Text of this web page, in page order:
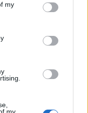
my
my
která tématu
a faktické
jedno.
Svolu a Duhy, tak
nic nenapsal